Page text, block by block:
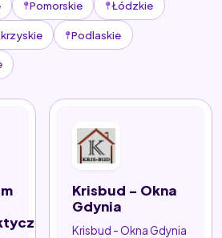
Pomorskie Łódzkie
Podlaskie
Krisbud - Okna
Gdynia
Krisbud - Okna Gdynia